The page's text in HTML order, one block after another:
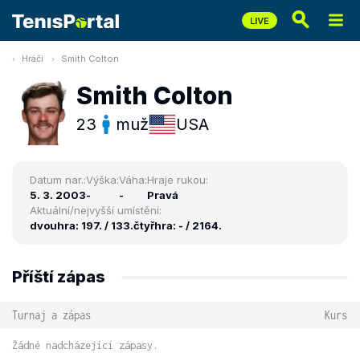
Hráči Smith Colton
Smith Colton
23 muž USA
Datum nar.:
5. 3. 2003
Výška:
-
Váha:
-
Hraje rukou:
Pravá
Aktuální/nejvyšší umístění:
dvouhra: 197. / 133.čtyřhra: - / 2164.
Příští zápas
Turnaj a zápas Kurs
Žádné nadcházející zápasy.